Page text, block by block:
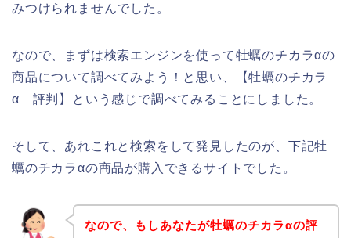
みつけられませんでした。
なので、まずは検索エンジンを使って牡蠣のチカラαの
商品について調べてみよう！と思い、【牡蠣のチカラ
α 評判】という感じで調べてみることにしました。
そして、あれこれと検索をして発見したのが、下記牡
蠣のチカラαの商品が購入できるサイトでした。
なので、もしあなたが牡蠣のチカラαの評